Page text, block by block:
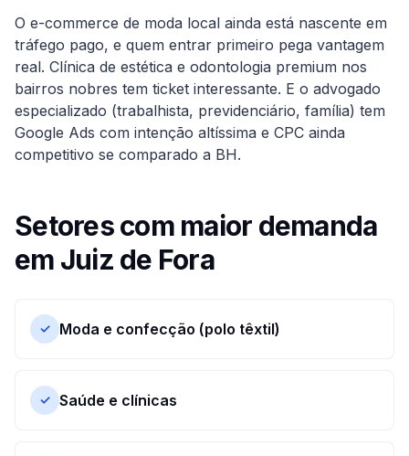
O e-commerce de moda local ainda está nascente em
tráfego pago, e quem entrar primeiro pega vantagem
real. Clínica de estética e odontologia premium nos
bairros nobres tem ticket interessante. E o advogado
especializado (trabalhista, previdenciário, família) tem
Google Ads com intenção altíssima e CPC ainda
competitivo se comparado a BH.
Setores com maior demanda
em Juiz de Fora
✓ Moda e confecção (polo têxtil)
✓ Saúde e clínicas